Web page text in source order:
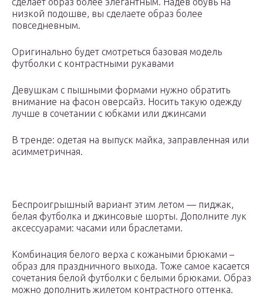
низкой подошве, вы сделаете образ более
повседневным.
Оригинально будет смотреться базовая модель
футболки с контрастными рукавами
Девушкам с пышными формами нужно обратить
внимание на фасон оверсайз. Носить такую одежду
лучше в сочетании с юбками или джинсами
В тренде: одетая на выпуск майка, заправленная или
асимметричная.
Беспроигрышный вариант этим летом — пиджак,
белая футболка и джинсовые шорты. Дополните лук
аксессуарами: часами или браслетами.
Комбинация белого верха с кожаными брюками –
образ для праздничного выхода. Тоже самое касается
сочетания белой футболки с белыми брюками. Образ
можно дополнить жилетом контрастного оттенка.